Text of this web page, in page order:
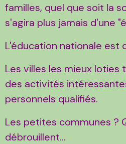
familles, quel que soit la
s'agira plus jamais d'une
L'éducation nationale est
Les villes les mieux
des activités
personnels qualifiés.
Les petites communes ?
débrouillent...